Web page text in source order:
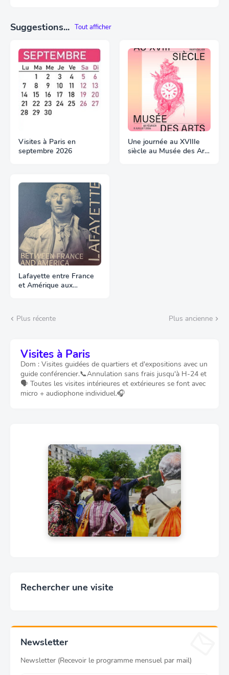
Suggestions... Tout afficher
Visites à Paris en
septembre 2026
Une journée au XVIIIe
siècle au Musée des Arts
Lafayette entre France
et Amérique aux
Plus récente Plus ancienne
Visites à Paris
Dom : Visites guidées de quartiers et d'expositions avec un
guide conférencier.📞Annulation sans frais jusqu'à H-24 et
🗣️ Toutes les visites intérieures et extérieures se font avec
micro + audiophone individuel.🎧
Rechercher une visite
Newsletter
Newsletter (Recevoir le programme mensuel par mail)